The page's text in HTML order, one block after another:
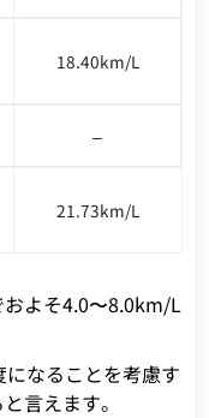
18.40km/L
–
21.73km/L
よそ4.0〜8.0km/L
なることを考慮す
言えます。